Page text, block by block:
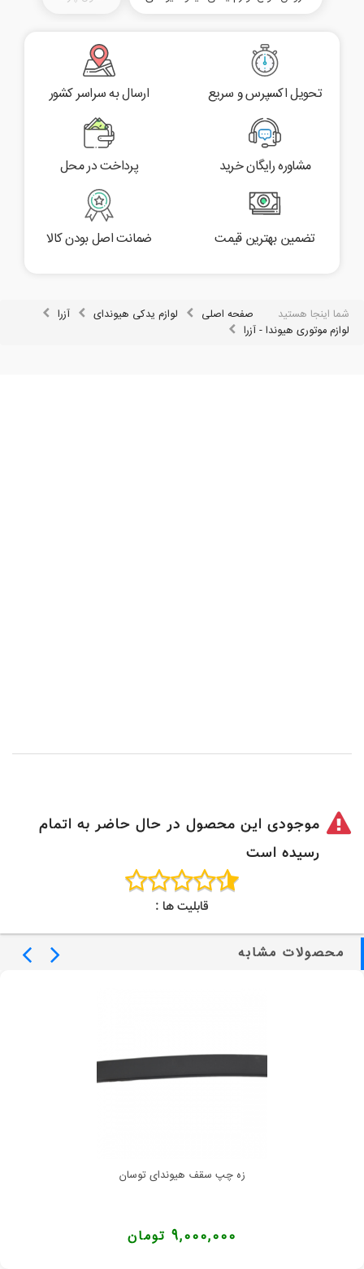
تحویل اکسپرس و سریع ارسال به سراسر کشور
مشاوره رایگان خرید پرداخت در محل
تضمین بهترین قیمت ضمانت اصل بودن کالا
شما اینجا هستید صفحه اصلی لوازم یدکی هیوندای
آزرا
لوازم موتوری هیوندا - آزرا
موجودی این محصول در حال حاضر به اتمام
رسیده است
قابلیت ها :
محصولات مشابه
زه چپ سقف هیوندای توسان
9,000,000 تومان